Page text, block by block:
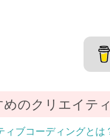
めのクリエイテ
ィブコーディングとは